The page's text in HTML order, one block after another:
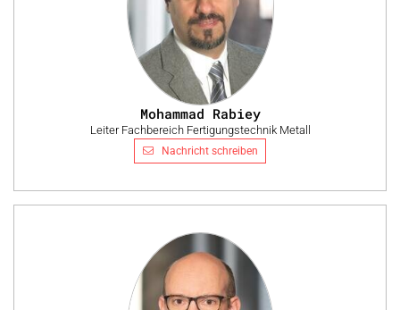
Mohammad Rabiey
Leiter Fachbereich Fertigungstechnik Metall
Nachricht schreiben